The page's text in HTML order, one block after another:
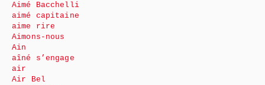
Aimé Bacchelli
aimé capitaine
aime rire
Aimons-nous
Ain
aîné s’engage
air
Air Bel